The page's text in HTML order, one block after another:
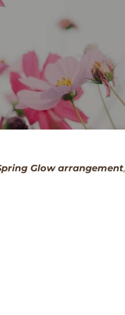
Glow arrangement,